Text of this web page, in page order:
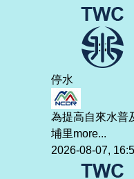
停水
為提高自來水普
埔里more...
2026-08-07,